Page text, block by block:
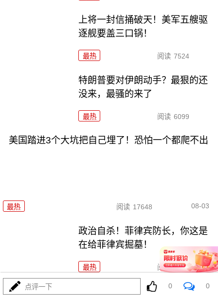
上将一封信捅破天！美军五艘驱
逐舰要盖三口锅！
最热 阅读 7524
特朗普要对伊朗动手？最狠的还
没来，最骚的来了
最热 阅读 6099
美国踏进3个大坑把自己埋了！恐怕一个都爬不出
最热 阅读 17648 08-03
政治自杀！菲律宾防长，你这是
在给菲律宾掘墓！
最热 阅读 7100
特朗普这狼来了连演十遍，伊
点评一下 0 0